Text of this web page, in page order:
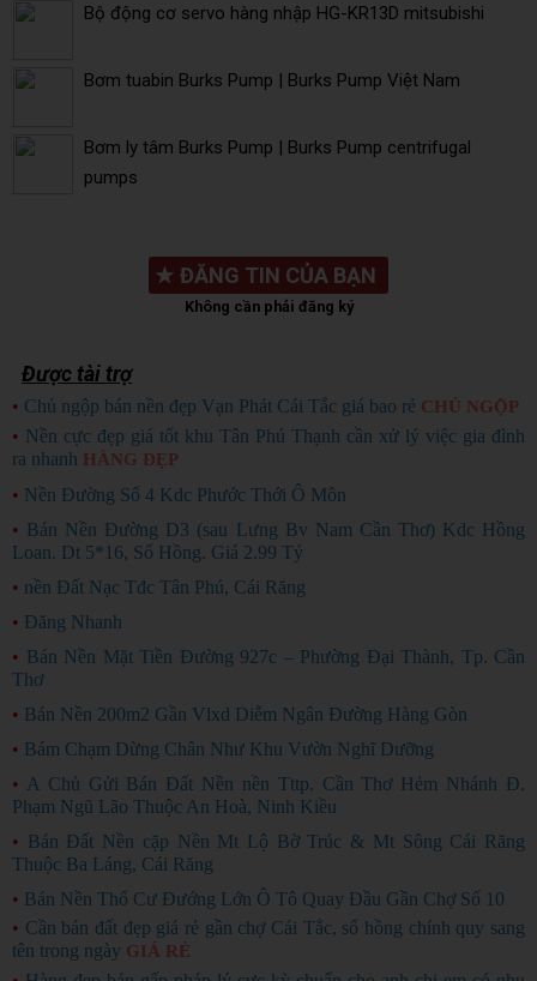
Bộ động cơ servo hàng nhập HG-KR13D mitsubishi
Bơm tuabin Burks Pump | Burks Pump Việt Nam
Bơm ly tâm Burks Pump | Burks Pump centrifugal
pumps
★ ĐĂNG TIN CỦA BẠN
Không cần phải đăng ký
Được tài trợ
• Chủ ngộp bán nền đẹp Vạn Phát Cái Tắc giá bao rẻ CHỦ NGỘP
• Nền cực đẹp giá tốt khu Tân Phú Thạnh cần xử lý việc gia đình
ra nhanh HÀNG ĐẸP
• Nền Đường Số 4 Kdc Phước Thới Ô Môn
• Bán Nền Đường D3 (sau Lưng Bv Nam Cần Thơ) Kdc Hồng
Loan. Dt 5*16, Sổ Hồng. Giá 2.99 Tỷ
• nền Đất Nạc Tđc Tân Phú, Cái Răng
• Đăng Nhanh
• Bán Nền Mặt Tiền Đường 927c – Phường Đại Thành, Tp. Cần
Thơ
• Bán Nền 200m2 Gần Vlxd Diễm Ngân Đường Hàng Gòn
• Bám Chạm Dừng Chân Như Khu Vườn Nghĩ Dưỡng
• A Chủ Gửi Bán Đất Nền nền Tttp. Cần Thơ Hẻm Nhánh Đ.
Phạm Ngũ Lão Thuộc An Hoà, Ninh Kiều
• Bán Đất Nền cặp Nền Mt Lộ Bờ Trúc & Mt Sông Cái Răng
Thuộc Ba Láng, Cái Răng
• Bán Nền Thổ Cư Đướng Lớn Ô Tô Quay Đầu Gần Chợ Số 10
• Cần bán đất đẹp giá rẻ gần chợ Cái Tắc, sổ hồng chính quy sang
tên trong ngày GIÁ RẺ